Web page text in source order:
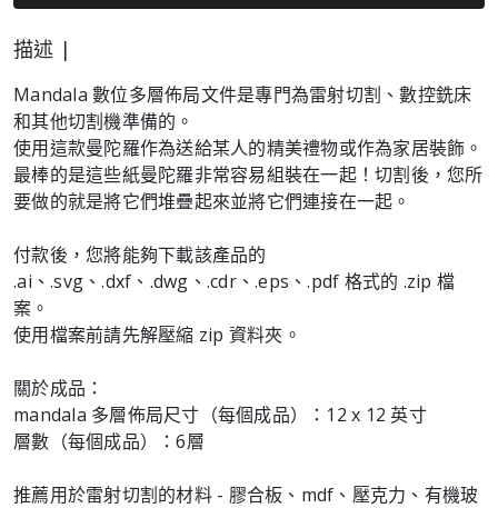
描述 |
Mandala 數位多層佈局文件是專門為雷射切割、數控銑床
和其他切割機準備的。
使用這款曼陀羅作為送給某人的精美禮物或作為家居裝飾。
最棒的是這些紙曼陀羅非常容易組裝在一起！切割後，您所
要做的就是將它們堆疊起來並將它們連接在一起。
付款後，您將能夠下載該產品的
.ai、.svg、.dxf、.dwg、.cdr、.eps、.pdf 格式的 .zip 檔
案。
使用檔案前請先解壓縮 zip 資料夾。
關於成品：
mandala 多層佈局尺寸（每個成品）：12 x 12 英寸
層數（每個成品）：6層
推薦用於雷射切割的材料 - 膠合板、mdf、壓克力、有機玻